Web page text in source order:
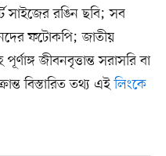
সাইজের রঙিন ছবি; সব
ফটোকপি; জাতীয়
জীবনবৃত্তান্ত সরাসরি বা
বিস্তারিত তথ্য এইলিংকে